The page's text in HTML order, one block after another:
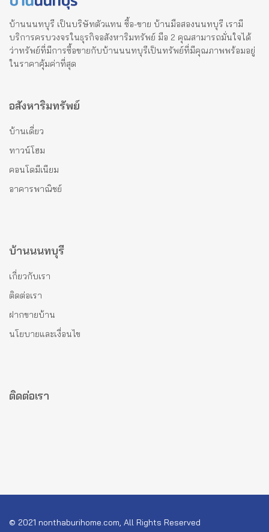
บ้านนนทบุรี เป็นบริษัทตัวแทน ซื้อ-ขาย บ้านมือสองนนทบุรี เรามี
บริการครบวงจรในธุรกิจอสังหาริมทรัพย์ มือ 2 คุณสามารถมั่นใจได้
ว่าทรัพย์ที่มีการซื้อขายกับบ้านนนทบุรีเป็นทรัพย์ที่มีคุณภาพพร้อมอยู่
ในราคาคุ้มค่าที่สุด
อสังหาริมทรัพย์
บ้านเดี่ยว
ทาวน์โฮม
คอนโดมีเนียม
อาคารพาณิชย์
บ้านนนทบุรี
เกี่ยวกับเรา
ติดต่อเรา
ฝากขายบ้าน
นโยบายและเงื่อนไข
ติดต่อเรา
© 2021 nonthaburihome.com, All Rights Reserved